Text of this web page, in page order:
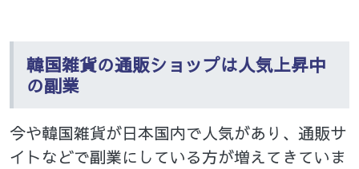
韓国雑貨の通販ショップは人気上昇中
の副業
今や韓国雑貨が日本国内で人気があり、通販サ
イトなどで副業にしている方が増えてきていま